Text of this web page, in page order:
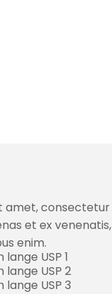
amet, consectetur
et ex venenatis,
enim.
USP 1
lange USP 2
lange USP 3